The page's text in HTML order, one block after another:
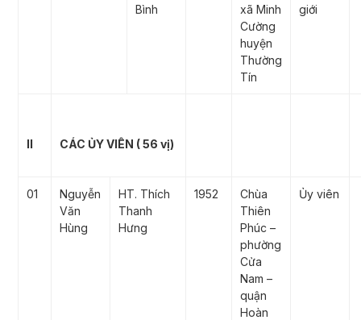
Bình
xã Minh
Cường
huyện
Thường
Tín
giới
II CÁC ỦY VIÊN ( 56 vị)
01
Nguyễn
Văn
Hùng
HT. Thích
Thanh
Hưng
1952
Chùa
Thiên
Phúc –
phường
Cửa
Nam –
quận
Hoàn
Ủy viên